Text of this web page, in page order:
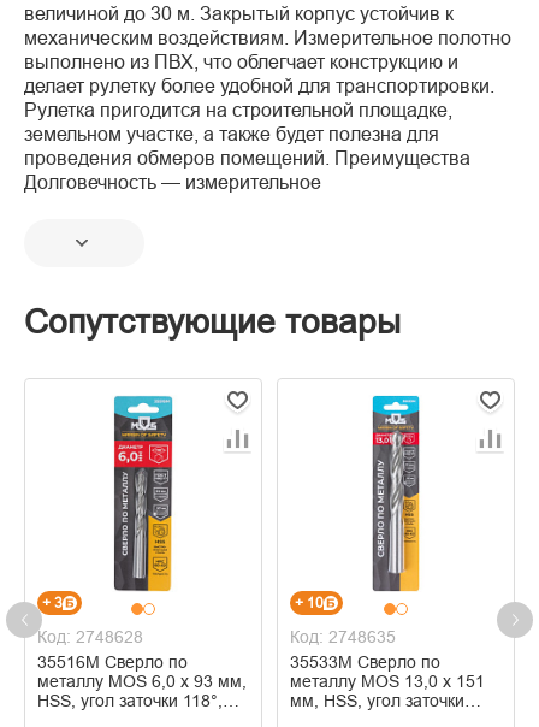
величиной до 30 м. Закрытый корпус устойчив к
механическим воздействиям. Измерительное полотно
выполнено из ПВХ, что облегчает конструкцию и
делает рулетку более удобной для транспортировки.
Рулетка пригодится на строительной площадке,
земельном участке, а также будет полезна для
проведения обмеров помещений. Преимущества
Долговечность — измерительное
Сопутствующие товары
+ 3
Код: 2748628
35516М Сверло по
металлу MOS 6,0 x 93 мм,
HSS, угол заточки 118°,
+ 10
Код: 2748635
35533М Сверло по
металлу MOS 13,0 x 151
мм, HSS, угол заточки